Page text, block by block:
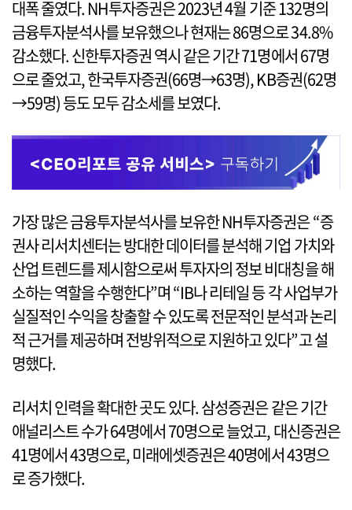
대폭 줄였다. NH투자증권은 2023년 4월 기준 132명의
금융투자분석사를 보유했으나 현재는 86명으로 34.8%
감소했다. 신한투자증권 역시 같은 기간 71명에서 67명
으로 줄었고, 한국투자증권(66명→63명), KB증권(62명
→59명) 등도 모두 감소세를 보였다.
가장 많은 금융투자분석사를 보유한 NH투자증권은 “증
권사 리서치센터는 방대한 데이터를 분석해 기업 가치와
산업 트렌드를 제시함으로써 투자자의 정보 비대칭을 해
소하는 역할을 수행한다”며 “IB나 리테일 등 각 사업부가
실질적인 수익을 창출할 수 있도록 전문적인 분석과 논리
적 근거를 제공하며 전방위적으로 지원하고 있다”고 설
명했다.
리서치 인력을 확대한 곳도 있다. 삼성증권은 같은 기간
애널리스트 수가 64명에서 70명으로 늘었고, 대신증권은
41명에서 43명으로, 미래에셋증권은 40명에서 43명으
로 증가했다.